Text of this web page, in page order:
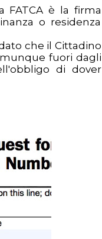
è la firma
o residenza
che il Cittadino
fuori dagli
di dover